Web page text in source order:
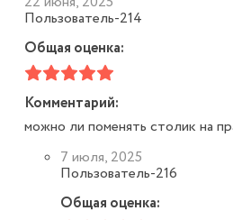
Пользователь-214
Общая оценка:
Комментарий:
можно ли поменять столик на
7 июля, 2025
Пользователь-216
Общая оценка: